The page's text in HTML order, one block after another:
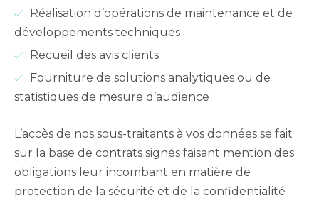
Réalisation d’opérations de maintenance et de
développements techniques
Recueil des avis clients
Fourniture de solutions analytiques ou de
statistiques de mesure d’audience
L’accès de nos sous-traitants à vos données se fait
sur la base de contrats signés faisant mention des
obligations leur incombant en matière de
protection de la sécurité et de la confidentialité